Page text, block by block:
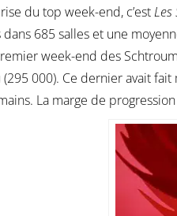
du top week-end, c’estLes
685 salles et une
week-end des
000). Ce dernier avait
La marge de